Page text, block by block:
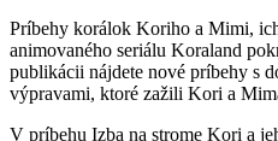
Príbehy korálok Koriho a Mimi,
animovaného seriálu Koraland
publikácii nájdete nové príbehy s
výpravami, ktoré zažili Kori a
V príbehu Izba na strome Kori a